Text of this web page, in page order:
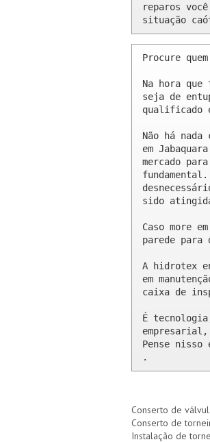
reparos
situação
Procure
Na hora
seja de
qualificado
Não há nada
em
mercado
sido
Caso more
parede para
A hidrotex
em
caixa de
É
Pense nisso
.
Conserto de
Conserto de
Instalação de